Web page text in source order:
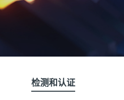
检测和认证